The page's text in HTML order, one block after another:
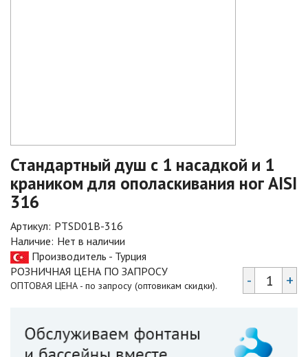
Стандартный душ с 1 насадкой и 1
краником для ополаскивания ног AISI
316
Артикул: PTSD01B-316
Наличие: Нет в наличии
Производитель - Турция
РОЗНИЧНАЯ ЦЕНА ПО ЗАПРОСУ
ОПТОВАЯ ЦЕНА - по запросу (оптовикам скидки). - +